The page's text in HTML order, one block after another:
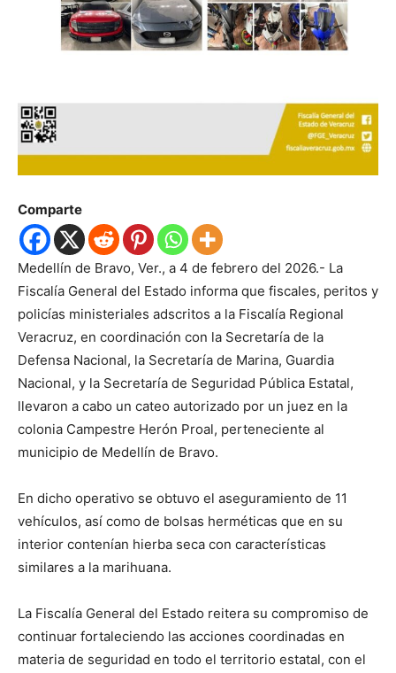
Comparte
Medellín de Bravo, Ver., a 4 de febrero del 2026.- La
Fiscalía General del Estado informa que fiscales, peritos y
policías ministeriales adscritos a la Fiscalía Regional
Veracruz, en coordinación con la Secretaría de la
Defensa Nacional, la Secretaría de Marina, Guardia
Nacional, y la Secretaría de Seguridad Pública Estatal,
llevaron a cabo un cateo autorizado por un juez en la
colonia Campestre Herón Proal, perteneciente al
municipio de Medellín de Bravo.
En dicho operativo se obtuvo el aseguramiento de 11
vehículos, así como de bolsas herméticas que en su
interior contenían hierba seca con características
similares a la marihuana.
La Fiscalía General del Estado reitera su compromiso de
continuar fortaleciendo las acciones coordinadas en
materia de seguridad en todo el territorio estatal, con el